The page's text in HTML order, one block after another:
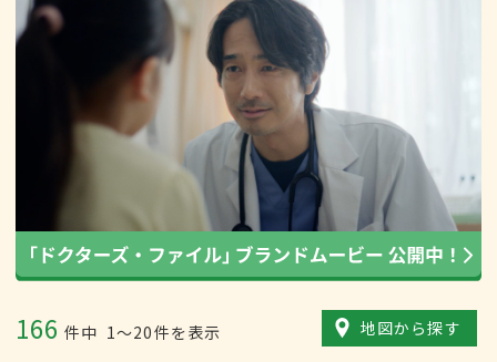
166 件中 1〜20件を表示 地図から探す